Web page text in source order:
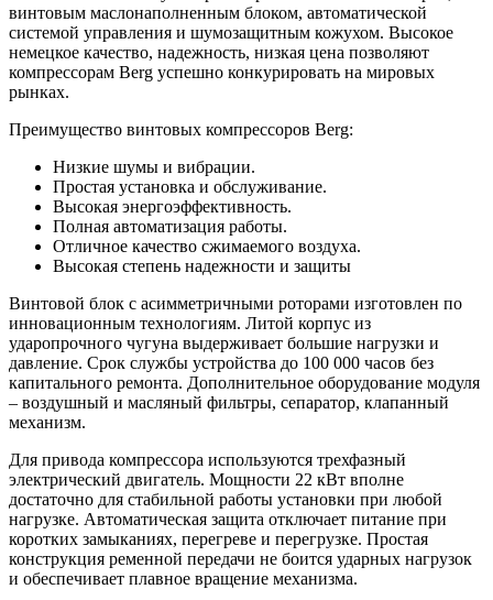
винтовым маслонаполненным блоком, автоматической
системой управления и шумозащитным кожухом. Высокое
немецкое качество, надежность, низкая цена позволяют
компрессорам Berg успешно конкурировать на мировых
рынках.
Преимущество винтовых компрессоров Berg:
Низкие шумы и вибрации.
Простая установка и обслуживание.
Высокая энергоэффективность.
Полная автоматизация работы.
Отличное качество сжимаемого воздуха.
Высокая степень надежности и защиты
Винтовой блок с асимметричными роторами изготовлен по
инновационным технологиям. Литой корпус из
ударопрочного чугуна выдерживает большие нагрузки и
давление. Срок службы устройства до 100 000 часов без
капитального ремонта. Дополнительное оборудование модуля
– воздушный и масляный фильтры, сепаратор, клапанный
механизм.
Для привода компрессора используются трехфазный
электрический двигатель. Мощности 22 кВт вполне
достаточно для стабильной работы установки при любой
нагрузке. Автоматическая защита отключает питание при
коротких замыканиях, перегреве и перегрузке. Простая
конструкция ременной передачи не боится ударных нагрузок
и обеспечивает плавное вращение механизма.